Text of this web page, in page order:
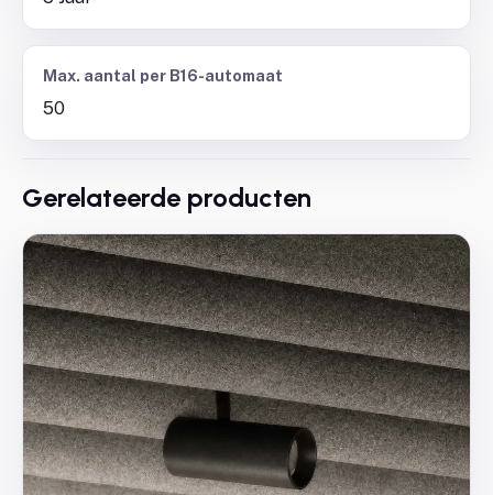
Max. aantal per B16-automaat
50
Gerelateerde producten